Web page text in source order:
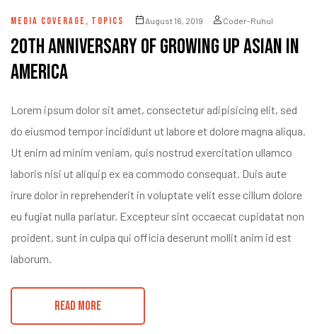
MEDIA COVERAGE, TOPICS August 16, 2019 Coder-Ruhul
20th Anniversary of Growing Up Asian in
America
Lorem ipsum dolor sit amet, consectetur adipisicing elit, sed
do eiusmod tempor incididunt ut labore et dolore magna aliqua.
Ut enim ad minim veniam, quis nostrud exercitation ullamco
laboris nisi ut aliquip ex ea commodo consequat. Duis aute
irure dolor in reprehenderit in voluptate velit esse cillum dolore
eu fugiat nulla pariatur. Excepteur sint occaecat cupidatat non
proident, sunt in culpa qui officia deserunt mollit anim id est
laborum.
READ MORE